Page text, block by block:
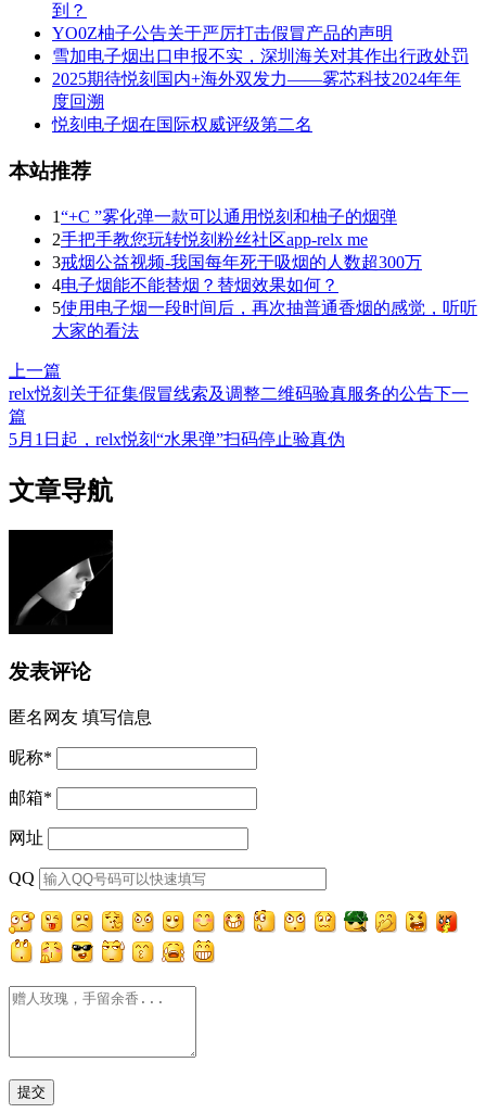
到？
YO0Z柚子公告关于严厉打击假冒产品的声明
雪加电子烟出口申报不实，深圳海关对其作出行政处罚
2025期待悦刻国内+海外双发力——雾芯科技2024年年
度回溯
悦刻电子烟在国际权威评级第二名
本站推荐
1“+C ”雾化弹一款可以通用悦刻和柚子的烟弹
2手把手教您玩转悦刻粉丝社区app-relx me
3戒烟公益视频-我国每年死于吸烟的人数超300万
4电子烟能不能替烟？替烟效果如何？
5使用电子烟一段时间后，再次抽普通香烟的感觉，听听
大家的看法
上一篇
relx悦刻关于征集假冒线索及调整二维码验真服务的公告下一
篇
5月1日起，relx悦刻“水果弹”扫码停止验真伪
文章导航
发表评论
匿名网友 填写信息
昵称*
邮箱*
网址
QQ